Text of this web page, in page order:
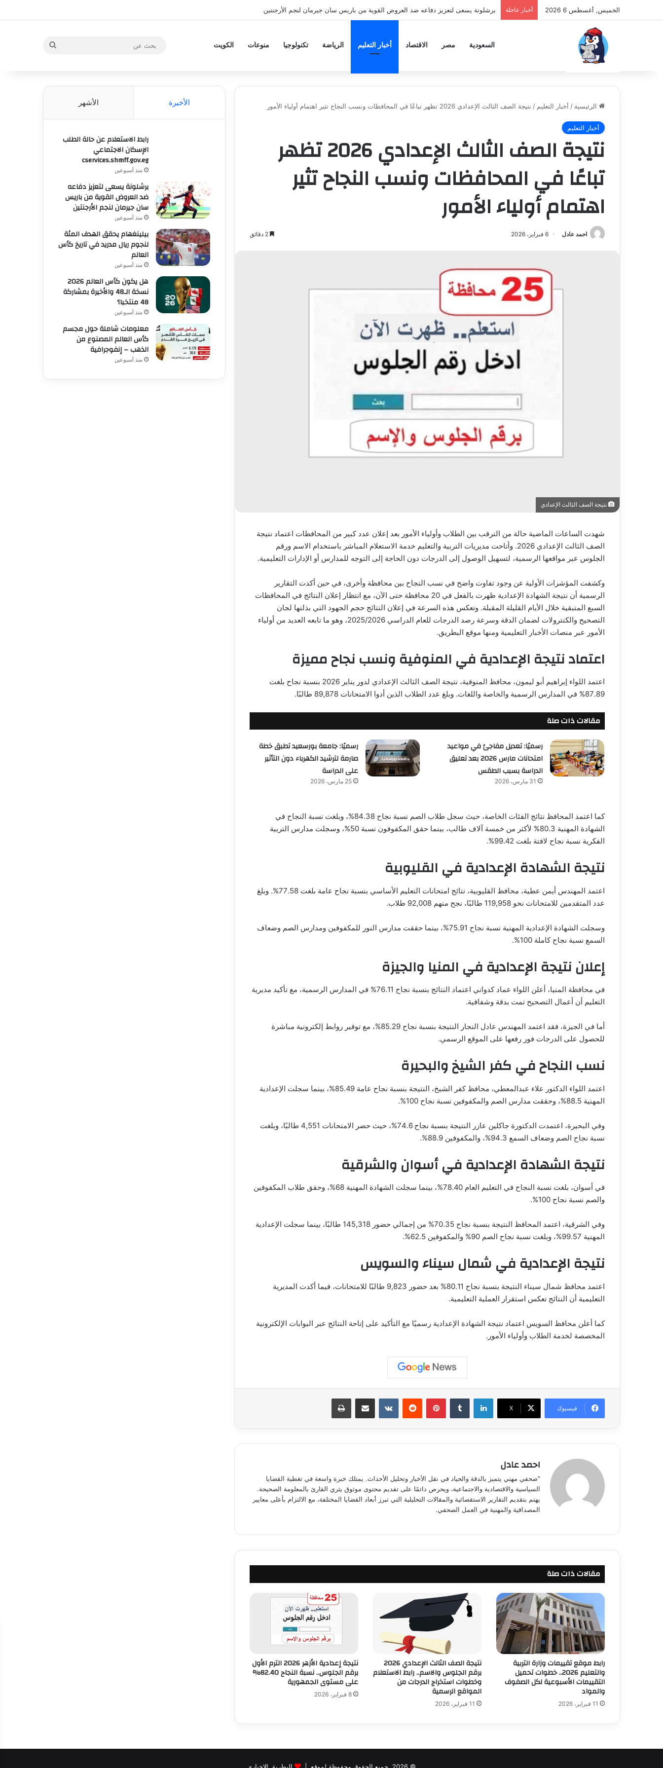
الخميس, أغسطس 6 2026 أخبار عاجلة برشلونة يسعى لتعزيز دفاعه ضد العروض القوية من باريس سان جيرمان لنجم الأرجنتين
السعودية مصر الاقتصاد أخبار التعليم الرياضة تكنولوجيا منوعات الكويت
بحث
الرئيسية / أخبار التعليم / نتيجة الصف الثالث الإعدادي 2026 تظهر تباعًا في المحافظات ونسب النجاح تثير اهتمام أولياء الأمور
أخبار التعليم
نتيجة الصف الثالث الإعدادي 2026 تظهر
تباعًا في المحافظات ونسب النجاح تثير
اهتمام أولياء الأمور
احمد عادل 6 فبراير، 2026
نتيجة الصف الثالث الإعدادي
شهدت الساعات الماضية حالة من الترقب بين الطلاب وأولياء الأمور بعد إعلان عدد كبير من المحافظات اعتماد نتيجة
الصف الثالث الإعدادي 2026. وأتاحت مديريات التربية والتعليم خدمة الاستعلام المباشر باستخدام الاسم ورقم
الجلوس عبر مواقعها الرسمية، لتسهيل الوصول إلى الدرجات دون الحاجة إلى التوجه للمدارس أو الإدارات التعليمية.
وكشفت المؤشرات الأولية عن وجود تفاوت واضح في نسب النجاح بين محافظة وأخرى، في حين أكدت التقارير
الرسمية أن نتيجة الشهادة الإعدادية ظهرت بالفعل في 20 محافظة حتى الآن، مع انتظار إعلان النتائج في المحافظات
السبع المتبقية خلال الأيام القليلة المقبلة. وتعكس هذه السرعة في إعلان النتائج حجم الجهود التي بذلتها لجان
التصحيح والكنترولات لضمان الدقة وسرعة رصد الدرجات للعام الدراسي 2025/2026، وهو ما تابعه العديد من أولياء
الأمور عبر منصات الأخبار التعليمية ومنها موقع البطريق.
اعتماد نتيجة الإعدادية في المنوفية ونسب نجاح مميزة
اعتمد اللواء إبراهيم أبو ليمون، محافظ المنوفية، نتيجة الصف الثالث الإعدادي لدور يناير 2026 بنسبة نجاح بلغت
87.89% في المدارس الرسمية والخاصة واللغات. وبلغ عدد الطلاب الذين أدوا الامتحانات 89,878 طالبًا.
مقالات ذات صلة
رسميًا: تعديل مفاجئ في مواعيد
امتحانات مارس 2026 بعد تعليق
الدراسة بسبب الطقس
31 مارس، 2026
رسميًا: جامعة بورسعيد تطبق خطة
صارمة لترشيد الكهرباء دون التأثير
على الدراسة
25 مارس، 2026
كما اعتمد المحافظ نتائج الفئات الخاصة، حيث سجل طلاب الصم نسبة نجاح 84.38%، وبلغت نسبة النجاح في
الشهادة المهنية 80.3% لأكثر من خمسة آلاف طالب، بينما حقق المكفوفون نسبة 50%، وسجلت مدارس التربية
الفكرية نسبة نجاح لافتة بلغت 99.42%.
نتيجة الشهادة الإعدادية في القليوبية
اعتمد المهندس أيمن عطية، محافظ القليوبية، نتائج امتحانات التعليم الأساسي بنسبة نجاح عامة بلغت 77.58%. وبلغ
عدد المتقدمين للامتحانات نحو 119,958 طالبًا، نجح منهم 92,008 طلاب.
وسجلت الشهادة الإعدادية المهنية نسبة نجاح 75.91%، بينما حققت مدارس النور للمكفوفين ومدارس الصم وضعاف
السمع نسبة نجاح كاملة 100%.
إعلان نتيجة الإعدادية في المنيا والجيزة
في محافظة المنيا، أعلن اللواء عماد كدواني اعتماد النتائج بنسبة نجاح 76.11% في المدارس الرسمية، مع تأكيد مديرية
التعليم أن أعمال التصحيح تمت بدقة وشفافية.
أما في الجيزة، فقد اعتمد المهندس عادل النجار النتيجة بنسبة نجاح 85.29%، مع توفير روابط إلكترونية مباشرة
للحصول على الدرجات فور رفعها على الموقع الرسمي.
نسب النجاح في كفر الشيخ والبحيرة
اعتمد اللواء الدكتور علاء عبدالمعطي، محافظ كفر الشيخ، النتيجة بنسبة نجاح عامة 85.49%، بينما سجلت الإعدادية
المهنية 88.5%، وحققت مدارس الصم والمكفوفين نسبة نجاح 100%.
وفي البحيرة، اعتمدت الدكتورة جاكلين عازر النتيجة بنسبة نجاح 74.6%، حيث حضر الامتحانات 4,551 طالبًا، وبلغت
نسبة نجاح الصم وضعاف السمع 94.3%، والمكفوفين 88.9%.
نتيجة الشهادة الإعدادية في أسوان والشرقية
في أسوان، بلغت نسبة النجاح في التعليم العام 78.40%، بينما سجلت الشهادة المهنية 68%، وحقق طلاب المكفوفين
والصم نسبة نجاح 100%.
وفي الشرقية، اعتمد المحافظ النتيجة بنسبة نجاح 70.35% من إجمالي حضور 145,318 طالبًا، بينما سجلت الإعدادية
المهنية 99.57%، وبلغت نسبة نجاح الصم 90% والمكفوفين 62.5%.
نتيجة الإعدادية في شمال سيناء والسويس
اعتمد محافظ شمال سيناء النتيجة بنسبة نجاح 80.11% بعد حضور 9,823 طالبًا للامتحانات، فيما أكدت المديرية
التعليمية أن النتائج تعكس استقرار العملية التعليمية.
كما أعلن محافظ السويس اعتماد نتيجة الشهادة الإعدادية رسميًا مع التأكيد على إتاحة النتائج عبر البوابات الإلكترونية
المخصصة لخدمة الطلاب وأولياء الأمور.
فيسبوك ‫X
لينكدإن بينتيريست مشاركة عبر البريد طباعة
احمد عادل
"صحفي مهني يتميز بالدقة والحياد في نقل الأخبار وتحليل الأحداث. يمتلك خبرة واسعة في تغطية القضايا
السياسية والاقتصادية والاجتماعية، ويحرص دائمًا على تقديم محتوى موثوق يثري القارئ بالمعلومة الصحيحة.
يهتم بتقديم التقارير الاستقصائية والمقالات التحليلية التي تبرز أبعاد القضايا المختلفة، مع الالتزام بأعلى معايير
المصداقية والمهنية في العمل الصحفي.
مقالات ذات صلة
رابط موقع تقييمات وزارة التربية
والتعليم 2026.. خطوات تحميل
التقييمات الأسبوعية لكل الصفوف
والمواد
11 فبراير، 2026
نتيجة الصف الثالث الإعدادي 2026
برقم الجلوس والاسم.. رابط الاستعلام
وخطوات استخراج الدرجات من
المواقع الرسمية
11 فبراير، 2026
نتيجة إعدادية الأزهر 2026 الترم الأول
برقم الجلوس.. نسبة النجاح 82.40%
على مستوى الجمهورية
8 فبراير، 2026
الأخيرة الأشهر
رابط الاستعلام عن حالة الطلب
الإسكان الاجتماعي
cservices.shmff.gov.eg
منذ أسبوعين
برشلونة يسعى لتعزيز دفاعه
ضد العروض القوية من باريس
سان جيرمان لنجم الأرجنتين
منذ أسبوعين
بيلينغهام يحقق الهدف المئة
لنجوم ريال مدريد في تاريخ كأس
العالم
منذ أسبوعين
هل يكون كأس العالم 2026
نسخة الـ48 والأخيرة بمشاركة
48 منتخبا؟
منذ أسبوعين
معلومات شاملة حول مجسم
كأس العالم المصنوع من
الذهب – إنفوجرافية
منذ أسبوعين
© 2026, جميع الحقوق محفوظة لموقع | البطريق الاخباري